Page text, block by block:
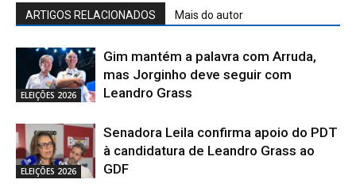
ARTIGOS RELACIONADOS Mais do autor
ELEIÇÕES 2026
Gim mantém a palavra com Arruda,
mas Jorginho deve seguir com
Leandro Grass
ELEIÇÕES 2026
Senadora Leila confirma apoio do PDT
à candidatura de Leandro Grass ao
GDF